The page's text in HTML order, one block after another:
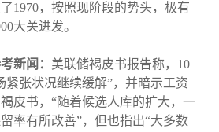
1970，按照现阶段的势头，极有
大关进发。
新闻： 美联储褐皮书报告称，10
紧张状况继续缓解”，并暗示工资
皮书，“随着候选人库的扩大，一
率有所改善”，但也指出“大多数